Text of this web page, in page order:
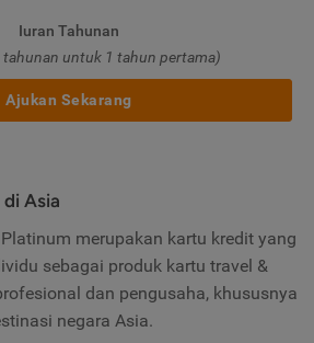
Iuran Tahunan
tahunan untuk 1 tahun pertama)
Ajukan Sekarang
Asia
merupakan kartu kredit yang
sebagai produk kartu travel &
dan pengusaha, khususnya
negara Asia.